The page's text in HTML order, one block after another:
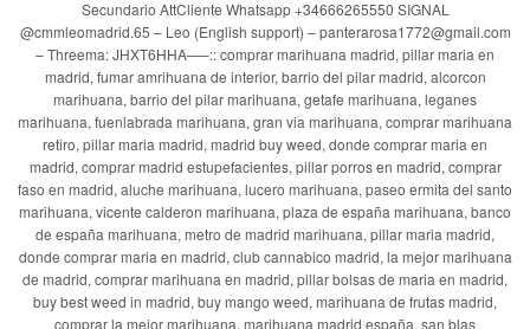
Secundario AttCliente Whatsapp +34666265550 SIGNAL
@cmmleomadrid.65 – Leo (English support) – panterarosa1772@gmail.com
– Threema: JHXT6HHA—–:: comprar marihuana madrid, pillar maria en
madrid, fumar amrihuana de interior, barrio del pilar madrid, alcorcon
marihuana, barrio del pilar marihuana, getafe marihuana, leganes
marihuana, fuenlabrada marihuana, gran via marihuana, comprar marihuana
retiro, pillar maria madrid, madrid buy weed, donde comprar maria en
madrid, comprar madrid estupefacientes, pillar porros en madrid, comprar
faso en madrid, aluche marihuana, lucero marihuana, paseo ermita del santo
marihuana, vicente calderon marihuana, plaza de españa marihuana, banco
de españa marihuana, metro de madrid marihuana, pillar maria madrid,
donde comprar maria en madrid, club cannabico madrid, la mejor marihuana
de madrid, comprar marihuana en madrid, pillar bolsas de maria en madrid,
buy best weed in madrid, buy mango weed, marihuana de frutas madrid,
comprar la mejor marihuana, marihuana madrid españa, san blas